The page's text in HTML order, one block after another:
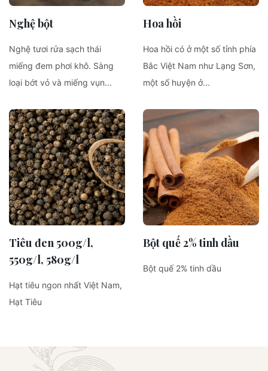
Nghệ bột
Nghệ tươi rửa sạch thái
miếng đem phơi khô. Sàng
loại bớt vỏ và miếng vụn...
Hoa hồi
Hoa hồi có ở một số tỉnh phía
Bắc Việt Nam như Lạng Sơn,
một số huyện ở...
Tiêu đen 500g/l,
550g/l, 580g/l
Hạt tiêu ngon nhất Việt Nam,
Hạt Tiêu
Bột quế 2% tinh dầu
Bột quế 2% tinh dầu